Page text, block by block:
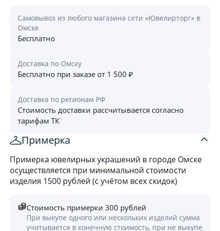
Самовывоз из любого магазина сети «Ювелирторг» в
Омске
Бесплатно
Доставка по Омску
Бесплатно при заказе от 1 500 ₽
Доставка по регионам РФ
Стоимость доставки рассчитывается согласно
тарифам ТК
Примерка
Примерка ювелирных украшений в городе Омске
осуществляется при минимальной стоимости
изделия 1500 рублей (с учётом всех скидок)
Стоимость примерки 300 рублей
При выкупе одного или нескольких изделий сумма
учитывается в конечную стоимость, при не выкупе